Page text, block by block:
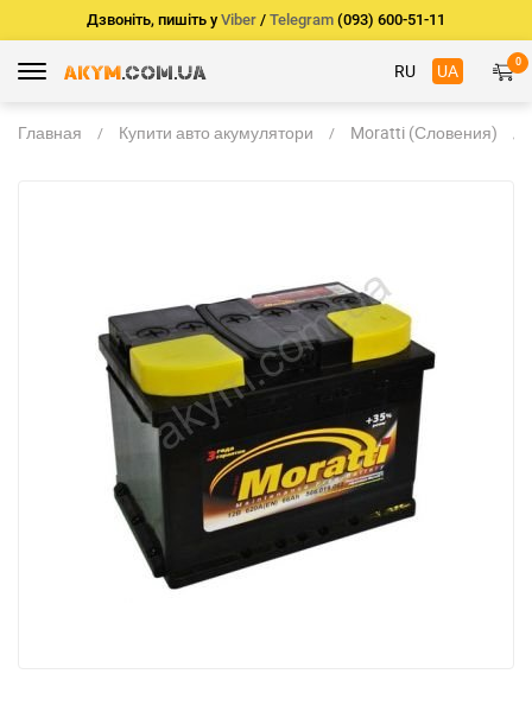
Дзвоніть, пишіть у Viber / Telegram (093) 600-51-11
RU UA 0
Главная Купити авто акумулятори Moratti (Словения)